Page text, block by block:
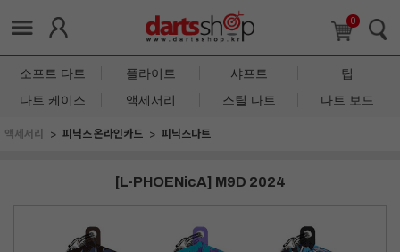
0
소프트 다트 플라이트 샤프트
팁
다트 케이스
액세서리 스틸 다트 다트 보드
액세서리 피닉스 온라인카드 피닉스다트
[L-PHOENicA] M9D 2024